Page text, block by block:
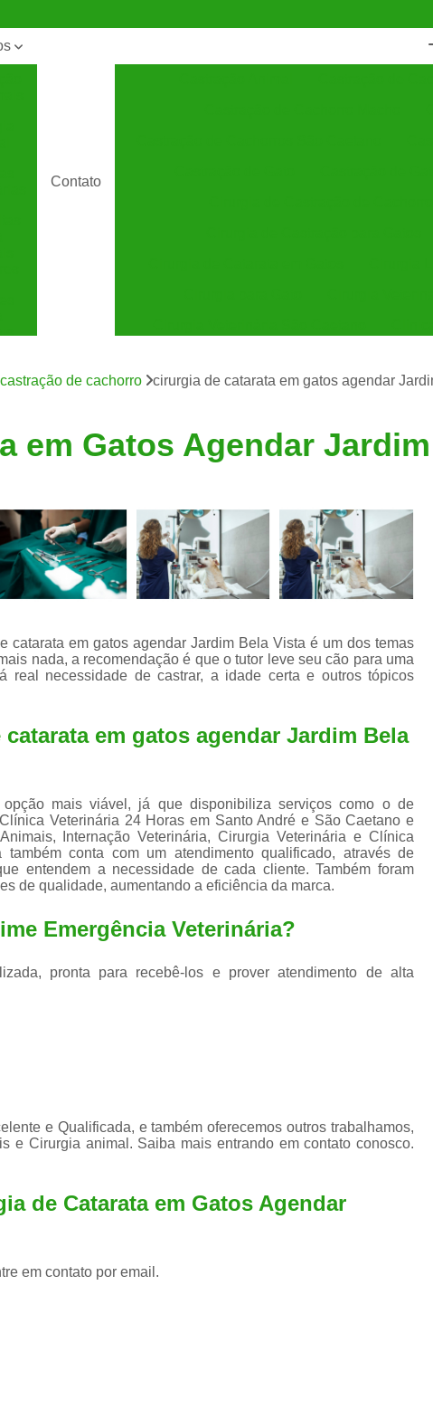
Contato
Clínica Veterinária Especializada em Cães
Clínica Veterinária Santo André
Consulta de
Consulta Médica
Consulta Médica Veterinária para
Consulta para
Consulta para Animais Silvestres São
Consulta para Silvestres
Exame de Endoscopia Veterinária
Exame de Ultrassom para
Exame para Animais Santo André
Exame para Cachorro
Internação para Cães e
Internação Semi Intensiva Veterinária
Limpeza Tártaro Santo André
Limpeza
de cachorro cirurgia de catarata em gatos agendar
em Gatos Agendar
catarata em gatos agendar Jardim Bela Vista é um dos temas
nada, a recomendação é que o tutor leve seu cão para uma
real necessidade de castrar, a idade certa e outros tópicos
em gatos agendar Jardim Bela
mais viável, já que disponibiliza serviços como o de
Veterinária 24 Horas em Santo André e São Caetano e
Internação Veterinária, Cirurgia Veterinária e Clínica
conta com um atendimento qualificado, através de
entendem a necessidade de cada cliente. Também foram
de qualidade, aumentando a eficiência da marca.
Emergência Veterinária?
pronta para recebê-los e prover atendimento de alta
e Qualificada, e também oferecemos outros trabalhamos,
e Cirurgia animal. Saiba mais entrando em contato conosco.
de Catarata em Gatos Agendar
em contato por email.